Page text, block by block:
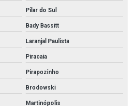
Pilar do Sul
Bady Bassitt
Laranjal Paulista
Piracaia
Pirapozinho
Brodowski
Martinópolis